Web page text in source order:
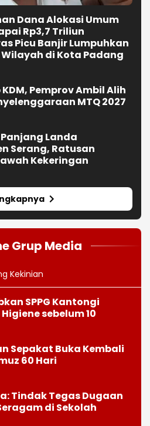
Dana Alokasi Umum
Rp3,7 Triliun
Picu Banjir Lumpuhkan
di Kota Padang
Pemprov Ambil Alih
MTQ 2027
Landa
Serang, Ratusan
Kekeringan
Grup Media
Kekinian
SPPG Kantongi
sebelum 10
Sepakat Buka Kembali
60 Hari
Tindak Tegas Dugaan
di Sekolah